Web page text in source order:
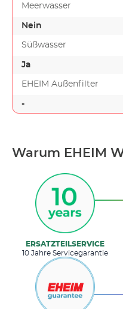
Meerwasser
Nein
Süßwasser
Ja
EHEIM Außenfilter
-
Warum EHEIM
ERSATZTEILSERVICE
10 Jahre Servicegarantie